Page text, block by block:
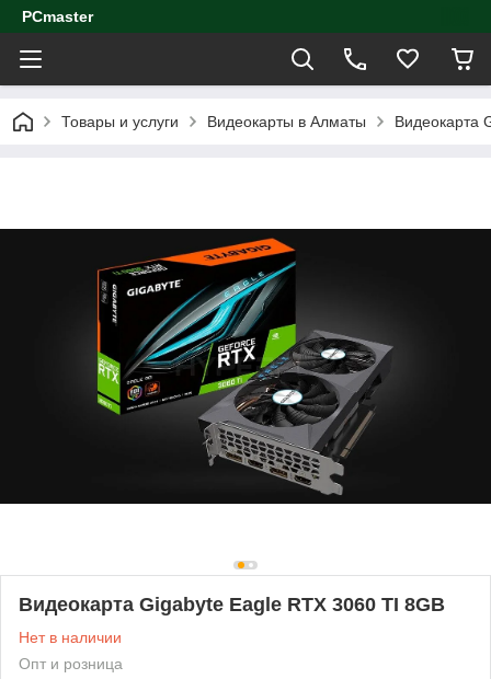
PCmaster
Товары и услуги Видеокарты в Алматы Видеокарта
Видеокарта Gigabyte Eagle RTX 3060 TI 8GB
Нет в наличии
Опт и розница